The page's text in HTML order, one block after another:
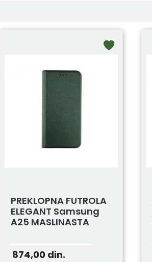
PREKLOPNA FUTROLA
ELEGANT Samsung
A25 MASLINASTA
874,00 din.